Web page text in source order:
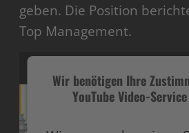
geben. Die Position
Top Management.
Wir benötigen Ihre
YouTube Video-